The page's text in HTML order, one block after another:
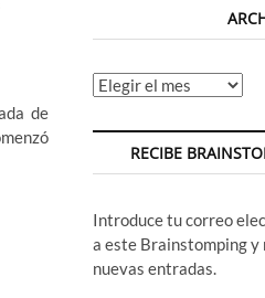
de
Archivos
RECIBE
Introduce tu correo
a este Brainstomping
nuevas entradas.